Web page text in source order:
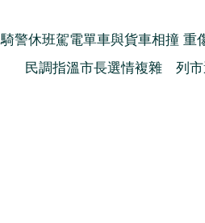
騎警休班駕電單車與貨車相撞 重
民調指溫市長選情複雜 列